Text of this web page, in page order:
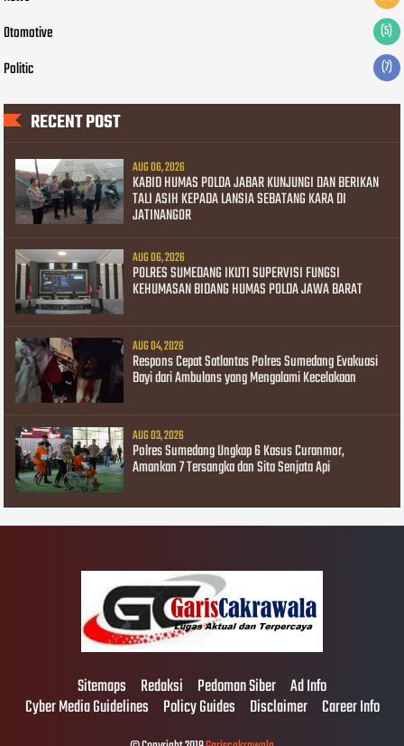
Otomotive (5)
Politic (7)
RECENT POST
AUG 06, 2026
KABID HUMAS POLDA JABAR KUNJUNGI DAN BERIKAN
TALI ASIH KEPADA LANSIA SEBATANG KARA DI
JATINANGOR
AUG 06, 2026
POLRES SUMEDANG IKUTI SUPERVISI FUNGSI
KEHUMASAN BIDANG HUMAS POLDA JAWA BARAT
AUG 04, 2026
Respons Cepat Satlantas Polres Sumedang Evakuasi
Bayi dari Ambulans yang Mengalami Kecelakaan
AUG 03, 2026
Polres Sumedang Ungkap 6 Kasus Curanmor,
Amankan 7 Tersangka dan Sita Senjata Api
Sitemaps Redaksi Pedoman Siber Ad Info
Cyber Media Guidelines Policy Guides Disclaimer Career Info